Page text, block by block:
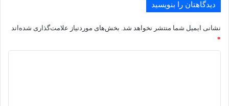
دیدگاهتان را بنویسید
نشانی ایمیل شما منتشر نخواهد شد. بخش‌های موردنیاز علامت‌گذاری شده‌اند
*